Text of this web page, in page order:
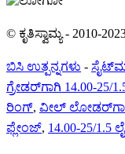
© ಕೃತಿಸ್ವಾಮ್ಯ - 2010-
ಬಿಸಿ ಉತ್ಪನ್ನಗಳು -
ಗ್ರೇಡರ್‌ಗಾಗಿ 14.00-
ರಿಂಗ್, ವೀಲ್
ಫ್ಲೇಂಜ್, 14.00-25/